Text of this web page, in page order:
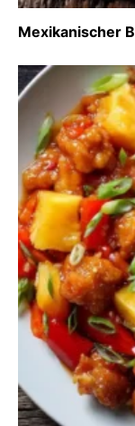
Mexikanischer